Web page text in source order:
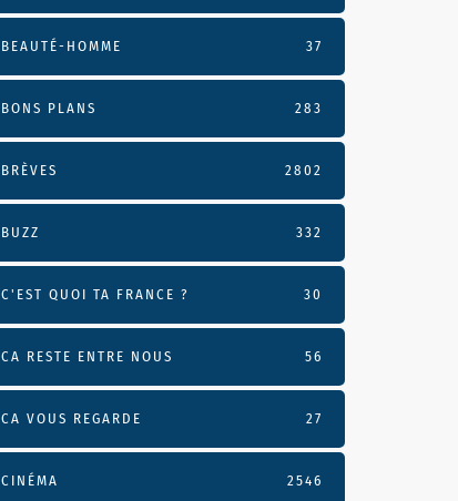
BEAUTÉ-HOMME 37
BONS PLANS 283
BRÈVES 2802
BUZZ 332
C'EST QUOI TA FRANCE ? 30
CA RESTE ENTRE NOUS 56
CA VOUS REGARDE 27
CINÉMA 2546